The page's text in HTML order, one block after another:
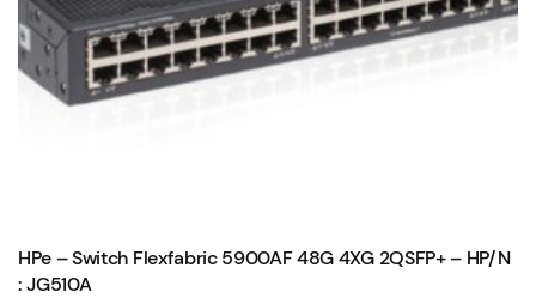
HPe – Switch Flexfabric 5900AF 48G 4XG 2QSFP+ – HP/N
: JG510A